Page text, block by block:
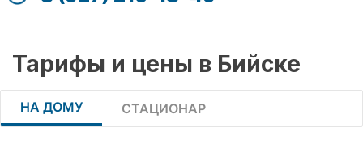
Тарифы и цены в Бийске
НА ДОМУ СТАЦИОНАР